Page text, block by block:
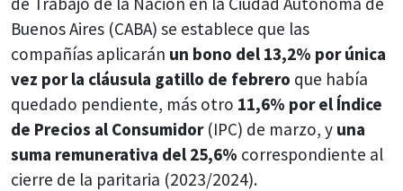
Buenos Aires (CABA) se establece que las
compañías aplicarán un bono del 13,2% por única
vez por la cláusula gatillo de febrero que había
quedado pendiente, más otro 11,6% por el Índice
de Precios al Consumidor (IPC) de marzo, y una
suma remunerativa del 25,6% correspondiente al
cierre de la paritaria (2023/2024).